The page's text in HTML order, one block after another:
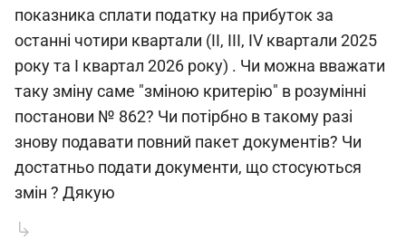
показника сплати податку на прибуток за
останні чотири квартали (ІІ, ІІІ, IV квартали 2025
року та І квартал 2026 року) . Чи можна вважати
таку зміну саме "зміною критерію" в розумінні
постанови № 862? Чи потірбно в такому разі
знову подавати повний пакет документів? Чи
достатньо подати документи, що стосуються
змін ? Дякую